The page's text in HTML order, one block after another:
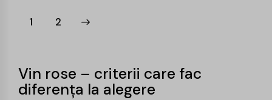
1 2
→
Vin rose – criterii care fac
diferența la alegere